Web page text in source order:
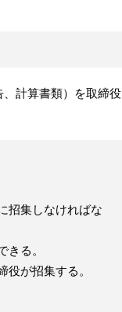
計算書類）を取締役
招集しなければな
る。
が招集する。